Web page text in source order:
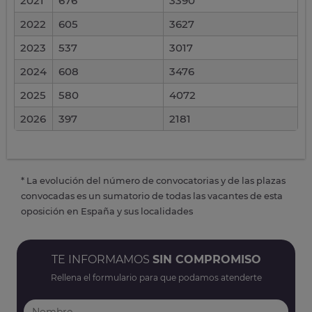
2022
605
3627
2023
537
3017
2024
608
3476
2025
580
4072
2026
397 2181
* La evolución del número de convocatorias y de las plazas
convocadas es un sumatorio de todas las vacantes de esta
oposición en España y sus localidades
TE INFORMAMOS SIN COMPROMISO
Rellena el formulario para que podamos atenderte